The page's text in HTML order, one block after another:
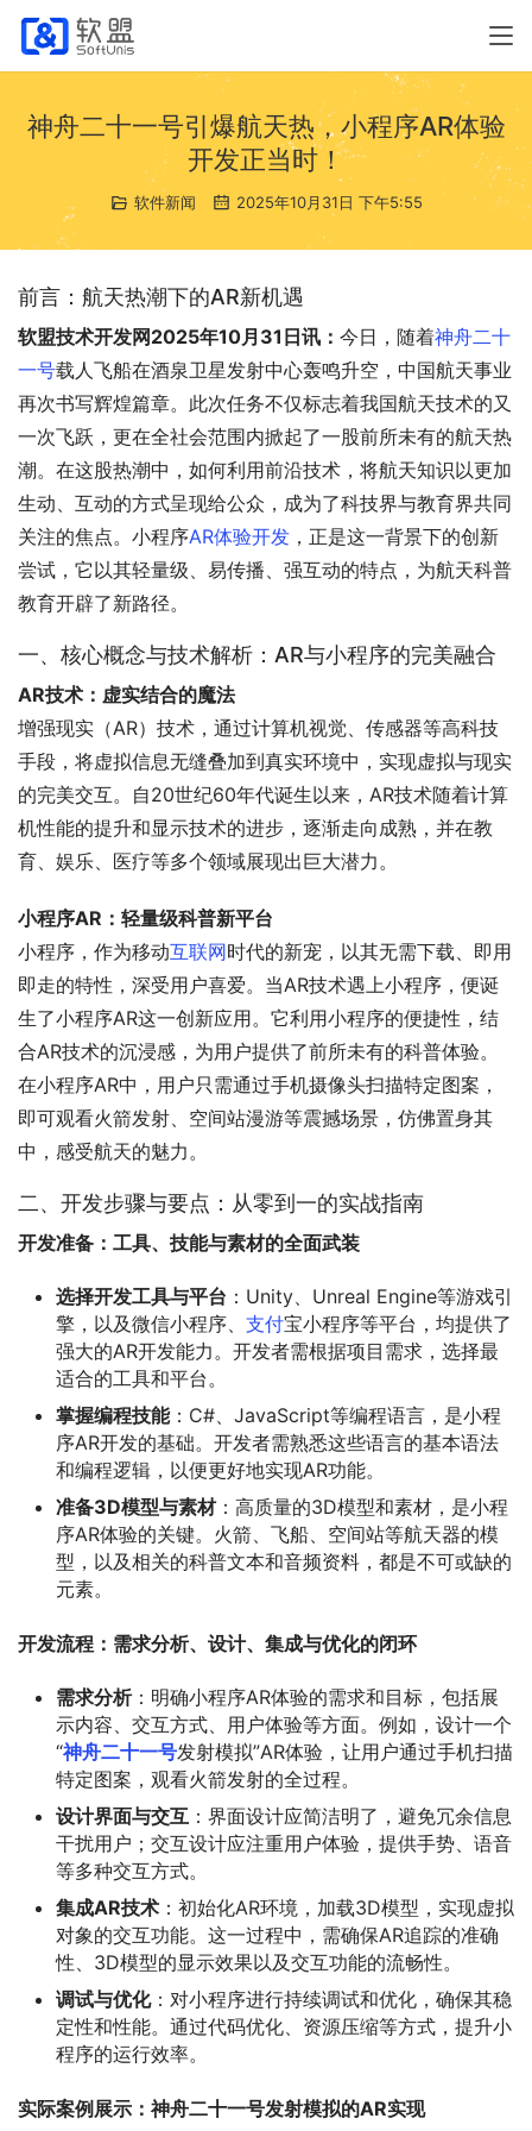
神舟二十一号引爆航天热，小程序AR体验
开发正当时！
软件新闻 2025年10月31日 下午5:55
前言：航天热潮下的AR新机遇
软盟技术开发网2025年10月31日讯： 今日，随着神舟二十
一号载人飞船在酒泉卫星发射中心轰鸣升空，中国航天事业
再次书写辉煌篇章。此次任务不仅标志着我国航天技术的又
一次飞跃，更在全社会范围内掀起了一股前所未有的航天热
潮。在这股热潮中，如何利用前沿技术，将航天知识以更加
生动、互动的方式呈现给公众，成为了科技界与教育界共同
关注的焦点。小程序AR体验开发 ，正是这一背景下的创新
尝试，它以其轻量级、易传播、强互动的特点，为航天科普
教育开辟了新路径。
一、核心概念与技术解析：AR与小程序的完美融合
AR技术：虚实结合的魔法
增强现实（AR）技术，通过计算机视觉、传感器等高科技
手段，将虚拟信息无缝叠加到真实环境中，实现虚拟与现实
的完美交互。自20世纪60年代诞生以来，AR技术随着计算
机性能的提升和显示技术的进步，逐渐走向成熟，并在教
育、娱乐、医疗等多个领域展现出巨大潜力。
小程序AR：轻量级科普新平台
小程序，作为移动互联网时代的新宠，以其无需下载、即用
即走的特性，深受用户喜爱。当AR技术遇上小程序，便诞
生了小程序AR这一创新应用。它利用小程序的便捷性，结
合AR技术的沉浸感，为用户提供了前所未有的科普体验。
在小程序AR中，用户只需通过手机摄像头扫描特定图案，
即可观看火箭发射、空间站漫游等震撼场景，仿佛置身其
中，感受航天的魅力。
二、开发步骤与要点：从零到一的实战指南
开发准备：工具、技能与素材的全面武装
选择开发工具与平台 ：Unity、Unreal Engine等游戏引
擎，以及微信小程序、 支付宝小程序等平台，均提供了
强大的AR开发能力。开发者需根据项目需求，选择最
适合的工具和平台。
掌握编程技能：C#、JavaScript等编程语言，是小程
序AR开发的基础。开发者需熟悉这些语言的基本语法
和编程逻辑，以便更好地实现AR功能。
准备3D模型与素材：高质量的3D模型和素材，是小程
序AR体验的关键。火箭、飞船、空间站等航天器的模
型，以及相关的科普文本和音频资料，都是不可或缺的
元素。
开发流程：需求分析、设计、集成与优化的闭环
需求分析：明确小程序AR体验的需求和目标，包括展
示内容、交互方式、用户体验等方面。例如，设计一个
“神舟二十一号发射模拟”AR体验，让用户通过手机扫描
特定图案，观看火箭发射的全过程。
设计界面与交互 ：界面设计应简洁明了，避免冗余信息
干扰用户；交互设计应注重用户体验，提供手势、语音
等多种交互方式。
集成AR技术 ：初始化AR环境，加载3D模型，实现虚拟
对象的交互功能。这一过程中，需确保AR追踪的准确
性、3D模型的显示效果以及交互功能的流畅性。
调试与优化：对小程序进行持续调试和优化，确保其稳
定性和性能。通过代码优化、资源压缩等方式，提升小
程序的运行效率。
实际案例展示：神舟二十一号发射模拟的AR实现